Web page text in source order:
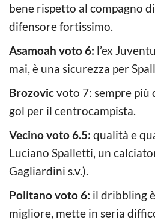
bene rispetto al compagno
difensore fortissimo.
Asamoah voto 6: l’ex
mai, è una sicurezza per
Brozovicvoto 7: sempre più
gol per il centrocampista.
Vecino voto 6.5: qualità e
Luciano Spalletti, un
Gagliardini s.v.).
Politano voto 6: il dribbling
migliore, mette in seria